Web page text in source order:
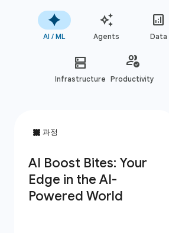
AI / ML Agents Data
Infrastructure Productivity